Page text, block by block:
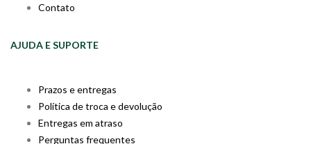
Contato
AJUDA E SUPORTE
Prazos e entregas
Política de troca e devolução
Entregas em atraso
Perguntas frequentes